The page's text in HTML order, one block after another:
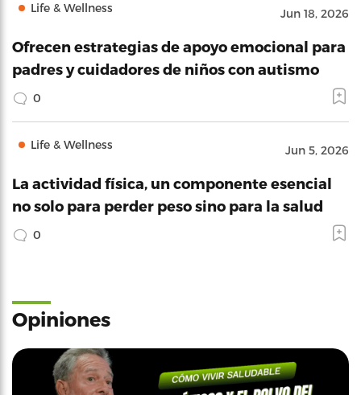
Life & Wellness Jun 18, 2026
Ofrecen estrategias de apoyo emocional para
padres y cuidadores de niños con autismo
0
Life & Wellness Jun 5, 2026
La actividad física, un componente esencial
no solo para perder peso sino para la salud
0
Opiniones